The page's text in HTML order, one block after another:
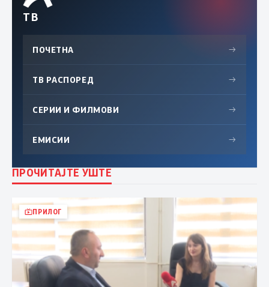
ТВ
ПОЧЕТНА →
ТВ РАСПОРЕД →
СЕРИИ И ФИЛМОВИ →
ЕМИСИИ →
ПРОЧИТАЈТЕ УШТЕ
ПРИЛОГ